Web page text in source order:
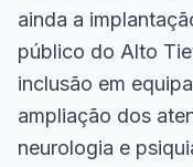
ainda a
público do Alto
inclusão em
ampliação dos
neurologia e